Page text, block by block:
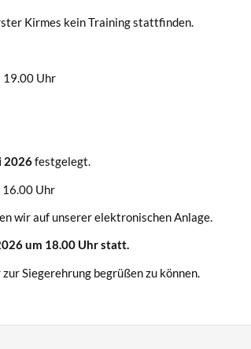
Kirmes kein Training stattfinden.
Uhr
2026festgelegt.
16.00 Uhr
wir auf unserer elektronischen Anlage.
um 18.00 Uhr statt.
Siegerehrung begrüßen zu können.